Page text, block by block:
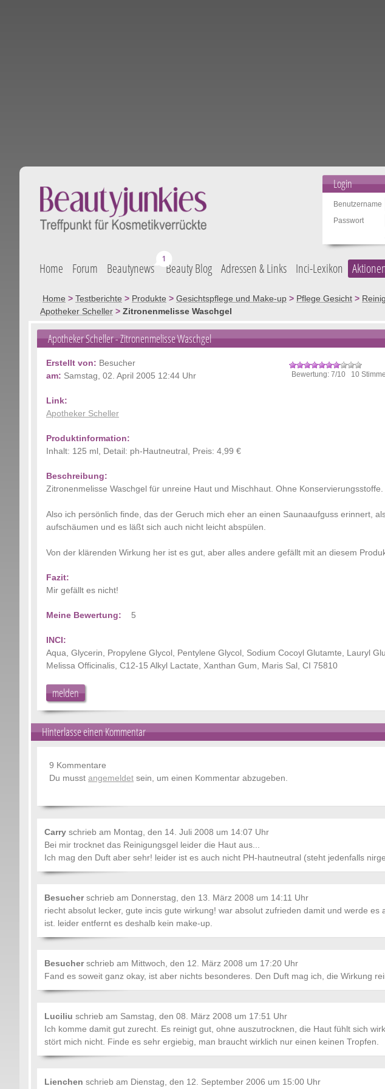
Login
Benutzername
Passwort
Home Forum Beautynews Beauty Blog Adressen & Links Inci-Lexikon
Home > Testberichte > Produkte > Gesichtspflege und Make-up > Pflege Gesicht >
Apotheker Scheller > Zitronenmelisse Waschgel
Apotheker Scheller- Zitronenmelisse Waschgel
Erstellt von: Besucher
am: Samstag, 02. April 2005 12:44 Uhr Bewertung: 7/10 10
Link:
Apotheker Scheller
Produktinformation:
Inhalt: 125 ml, Detail: ph-Hautneutral, Preis: 4,99 €
Beschreibung:
Zitronenmelisse Waschgel für unreine Haut und Mischhaut. Ohne Konservierungsstoffe.
Also ich persönlich finde, das der Geruch mich eher an einen Saunaaufguss erinnert,
aufschäumen und es läßt sich auch nicht leicht abspülen.
Von der klärenden Wirkung her ist es gut, aber alles andere gefällt mit an diesem
Fazit:
Mir gefällt es nicht!
Meine Bewertung: 5
INCI:
Aqua, Glycerin, Propylene Glycol, Pentylene Glycol, Sodium Cocoyl Glutamte, Lauryl
Melissa Officinalis, C12-15 Alkyl Lactate, Xanthan Gum, Maris Sal, CI 75810
melden
Hinterlasse einen Kommentar
9 Kommentare
Du musst angemeldet sein, um einen Kommentar abzugeben.
Carry schrieb am Montag, den 14. Juli 2008 um 14:07 Uhr
Bei mir trocknet das Reinigungsgel leider die Haut aus...
Ich mag den Duft aber sehr! leider ist es auch nicht PH-hautneutral (steht jedenfalls
Besucher schrieb am Donnerstag, den 13. März 2008 um 14:11 Uhr
riecht absolut lecker, gute incis gute wirkung! war absolut zufrieden damit und werde
ist. leider entfernt es deshalb kein make-up.
Besucher schrieb am Mittwoch, den 12. März 2008 um 17:20 Uhr
Fand es soweit ganz okay, ist aber nichts besonderes. Den Duft mag ich, die Wirkung
Luciliu schrieb am Samstag, den 08. März 2008 um 17:51 Uhr
Ich komme damit gut zurecht. Es reinigt gut, ohne auszutrocknen, die Haut fühlt sich
stört mich nicht. Finde es sehr ergiebig, man braucht wirklich nur einen keinen Tropfen.
Lienchen schrieb am Dienstag, den 12. September 2006 um 15:00 Uhr